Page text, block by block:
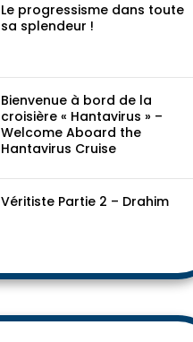
Le progressisme dans toute
sa splendeur !
Bienvenue à bord de la
croisière « Hantavirus » –
Welcome Aboard the
Hantavirus Cruise
Véritiste Partie 2 – Drahim